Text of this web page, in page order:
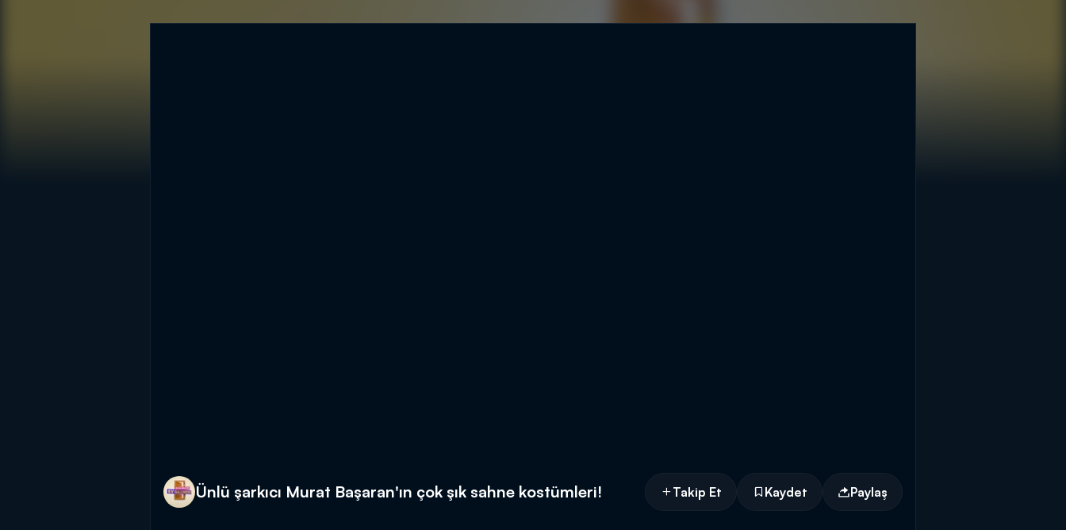
Ünlü şarkıcı Murat Başaran'ın çok şık sahne kostümleri! Takip Et Kaydet Paylaş